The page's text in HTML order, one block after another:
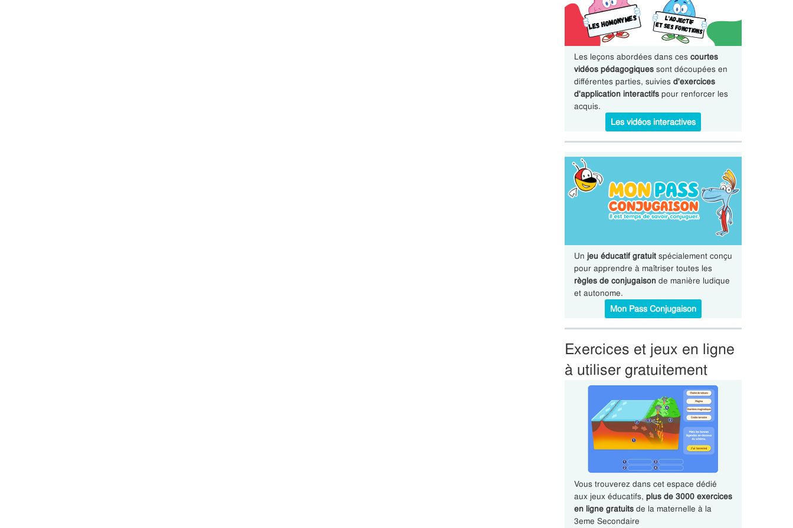
Les leçons abordées dans ces courtes
vidéos pédagogiquessont découpées en
différentes parties, suivies d'exercices
d'application interactifspour renforcer les
acquis.
Les vidéos interactives
Un jeu éducatif gratuitspécialement conçu
pour apprendre à maîtriser toutes les
règles de conjugaisonde manière ludique
et autonome.
Mon Pass Conjugaison
Exercices et jeux en ligne
à utiliser gratuitement
Vous trouverez dans cet espace dédié
aux jeux éducatifs, plus de 3000 exercices
en ligne gratuitsde la maternelle à la
3eme Secondaire